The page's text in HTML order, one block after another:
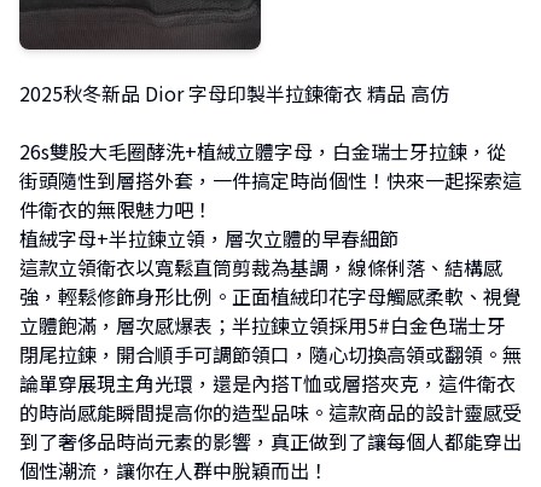
2025秋冬新品 Dior 字母印製半拉鍊衛衣 精品 高仿
26s雙股大毛圈酵洗+植絨立體字母，白金瑞士牙拉鍊，從
街頭隨性到層搭外套，一件搞定時尚個性！快來一起探索這
件衛衣的無限魅力吧！
植絨字母+半拉鍊立領，層次立體的早春細節
這款立領衛衣以寬鬆直筒剪裁為基調，線條俐落、結構感
強，輕鬆修飾身形比例。正面植絨印花字母觸感柔軟、視覺
立體飽滿，層次感爆表；半拉鍊立領採用5#白金色瑞士牙
閉尾拉鍊，開合順手可調節領口，隨心切換高領或翻領。無
論單穿展現主角光環，還是內搭T恤或層搭夾克，這件衛衣
的時尚感能瞬間提高你的造型品味。這款商品的設計靈感受
到了奢侈品時尚元素的影響，真正做到了讓每個人都能穿出
個性潮流，讓你在人群中脫穎而出！